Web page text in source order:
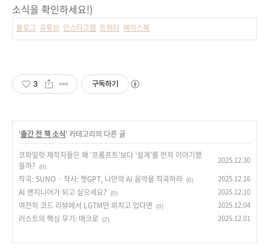
소식을 확인하세요!)
블로그 유튜브 인스타그램 트위터 페이스북
3 구독하기
'출간 전 책 소식' 카테고리의 다른 글
코파일럿 제작자들은 왜 ‘프롬프트’보다 ‘설계’를 먼저 이야기했
을까?
(0)
2025.12.30
작곡: SUNO · 작사: 챗GPT, 나만의 AI 음악을 작곡하라 (0) 2025.12.16
AI 엔지니어가 되고 싶으세요? (0) 2025.12.10
여전히 코드 리뷰에서 LGTM만 외치고 있다면 (0) 2025.12.04
러스트의 핵심 무기: 매크로 (2) 2025.12.01